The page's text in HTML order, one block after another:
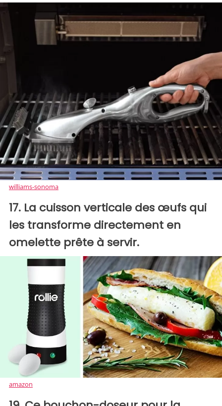
williams-sonoma
17. La cuisson verticale des œufs qui
les transforme directement en
omelette prête à servir.
amazon